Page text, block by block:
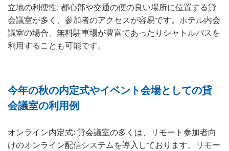
立地の利便性: 都心部や交通の便の良い場所に位置する貸
会議室が多く、参加者のアクセスが容易です。ホテル内会
議室の場合、無料駐車場が豊富であったりシャトルバスを
利用することも可能です。
今年の秋の内定式やイベント会場としての貸
会議室の利用例
オンライン内定式: 貸会議室の多くは、リモート参加者向
けのオンライン配信システムを導入しております。リモー